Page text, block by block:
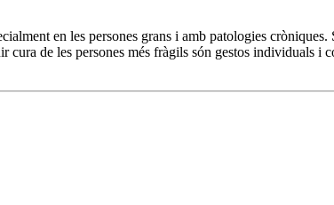
en les persones grans i amb patologies cròniques.
de les persones més fràgils són gestos individuals i